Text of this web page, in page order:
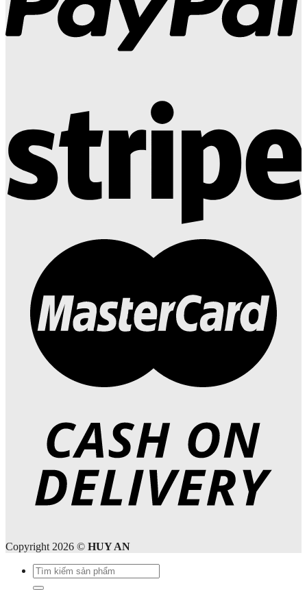
Copyright 2026 © HUY AN
Tìm
kiếm: